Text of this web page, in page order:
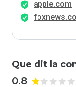
apple.com
Que dit la
0.8